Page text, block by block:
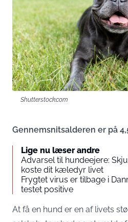
Shutterstock.com
Gennemsnitsalderen er på
Lige nu læser andre
Advarsel til hundeejere:
koste dit kæledyr livet
Frygtet virus er tilbage i
testet positive
At få en hund er en af livets